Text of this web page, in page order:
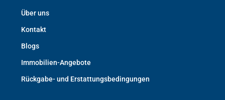
Über uns
Kontakt
Blogs
Immobilien-Angebote
Rückgabe- und Erstattungsbedingungen